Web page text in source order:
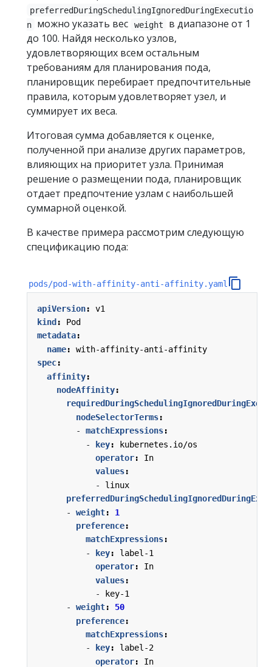
preferredDuringSchedulingIgnoredDuringExecutio
n
можно указать вес weight
в диапазоне от 1
до 100. Найдя несколько узлов,
удовлетворяющих всем остальным
требованиям для планирования пода,
планировщик перебирает предпочтительные
правила, которым удовлетворяет узел, и
суммирует их веса.
Итоговая сумма добавляется к оценке,
полученной при анализе других параметров,
влияющих на приоритет узла. Принимая
решение о размещении пода, планировщик
отдает предпочтение узлам с наибольшей
суммарной оценкой.
В качестве примера рассмотрим следующую
спецификацию пода:
pods/pod-with-affinity-anti-affinity.yaml
apiVersion:
v1
kind :
Pod
metadata:
name:
with-affinity-anti-affinity
spec:
affinity:
nodeAffinity:
nodeSelectorTerms:
- matchExpressions:
-
key:
kubernetes.io/os
operator:
In
values:
- linux
- weight:
1
preference:
matchExpressions:
-
key:
label-1
operator:
In
values:
-
key-1
- weight:
50
preference:
matchExpressions:
-
key:
label-2
operator:
In